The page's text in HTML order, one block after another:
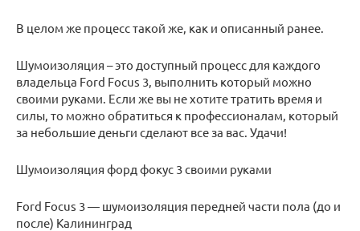
В целом же процесс такой же, как и описанный ранее.
Шумоизоляция – это доступный процесс для каждого
владельца Ford Focus 3, выполнить который можно
своими руками. Если же вы не хотите тратить время и
силы, то можно обратиться к профессионалам, который
за небольшие деньги сделают все за вас. Удачи!
Шумоизоляция форд фокус 3 своими руками
Ford Focus 3 — шумоизоляция передней части пола (до и
после) Калининград